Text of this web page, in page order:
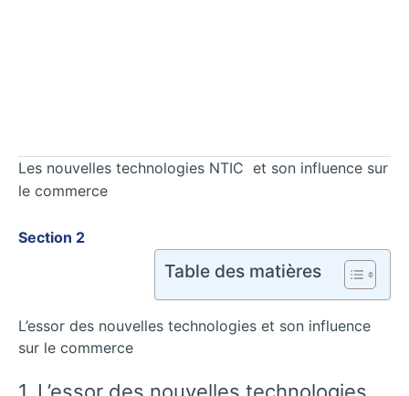
Les nouvelles technologies NTIC et son influence sur
le commerce
Section 2
Table des matières
L’essor des nouvelles technologies et son influence
sur le commerce
1. L’essor des nouvelles technologies